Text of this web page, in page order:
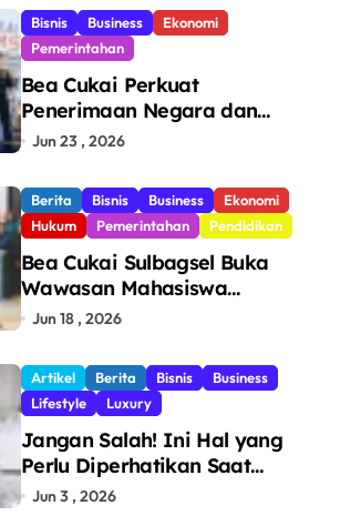
Bisnis Business
Ekonomi
Pemerintahan
Bea Cukai Perkuat
Penerimaan Negara dan
Pengawasan, Setor Rp123,8
Jun 23 , 2026
Berita Bisnis Business
Ekonomi
Hukum
Pemerintahan Pendidikan
Bea Cukai Sulbagsel Buka
Wawasan Mahasiswa
Politeknik Bosowa tentang
dan Pencegahan Barang
Ilegal
Jun 18 , 2026
Artikel Berita Bisnis
Business
Lifestyle
Luxury
Jangan Salah! Ini Hal yang
Perlu Diperhatikan Saat
Pasang Big Slab
Jun 3 , 2026